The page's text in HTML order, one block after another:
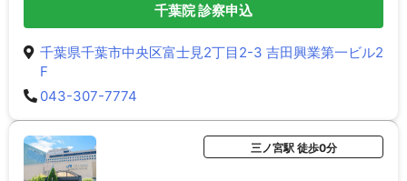
千葉院 診察申込
千葉県千葉市中央区富士見2丁目2-3 吉田興業第一ビル2
F
043-307-7774
三ノ宮駅 徒歩0分